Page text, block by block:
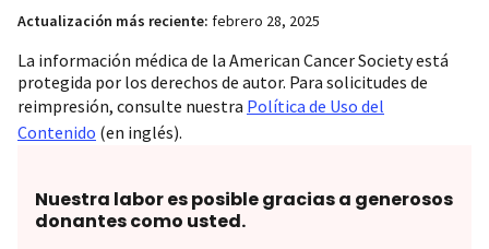
Actualización más reciente: febrero 28, 2025
La información médica de la American Cancer Society está
protegida por los derechos de autor. Para solicitudes de
reimpresión, consulte nuestra Política de Uso del
Contenido (en inglés).
Nuestra labor es posible gracias a generosos
donantes como usted.